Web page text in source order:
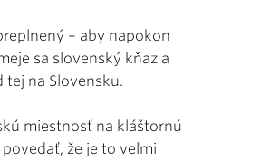
– aby napokon
sa slovenský kňaz a
na Slovensku.
miestnosť na kláštornú
že je to veľmi